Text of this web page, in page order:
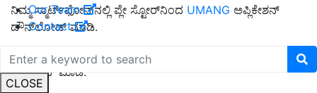
Our Team
Contact
CLOSE
ನಿಮ್ಮ ಸ್ಮಾರ್ಟ್‌ಫೋನ್‌ನಲ್ಲಿ ಪ್ಲೇ ಸ್ಟೋರ್‌ನಿಂದ UMANG ಅಪ್ಲಿಕೇಶನ್
ಡೌನ್‌ಲೋಡ್ ಮಾಡಿ.
ನಿಮ್ಮ ಫೋನ್ ಸಂಖ್ಯೆಯನ್ನು ನೋಂದಾಯಿಸುವ ಮೂಲಕ ಅಪ್ಲಿಕೇಶನ್‌ಗೆ
ಲಾಗ್ ಇನ್ ಮಾಡಿ.